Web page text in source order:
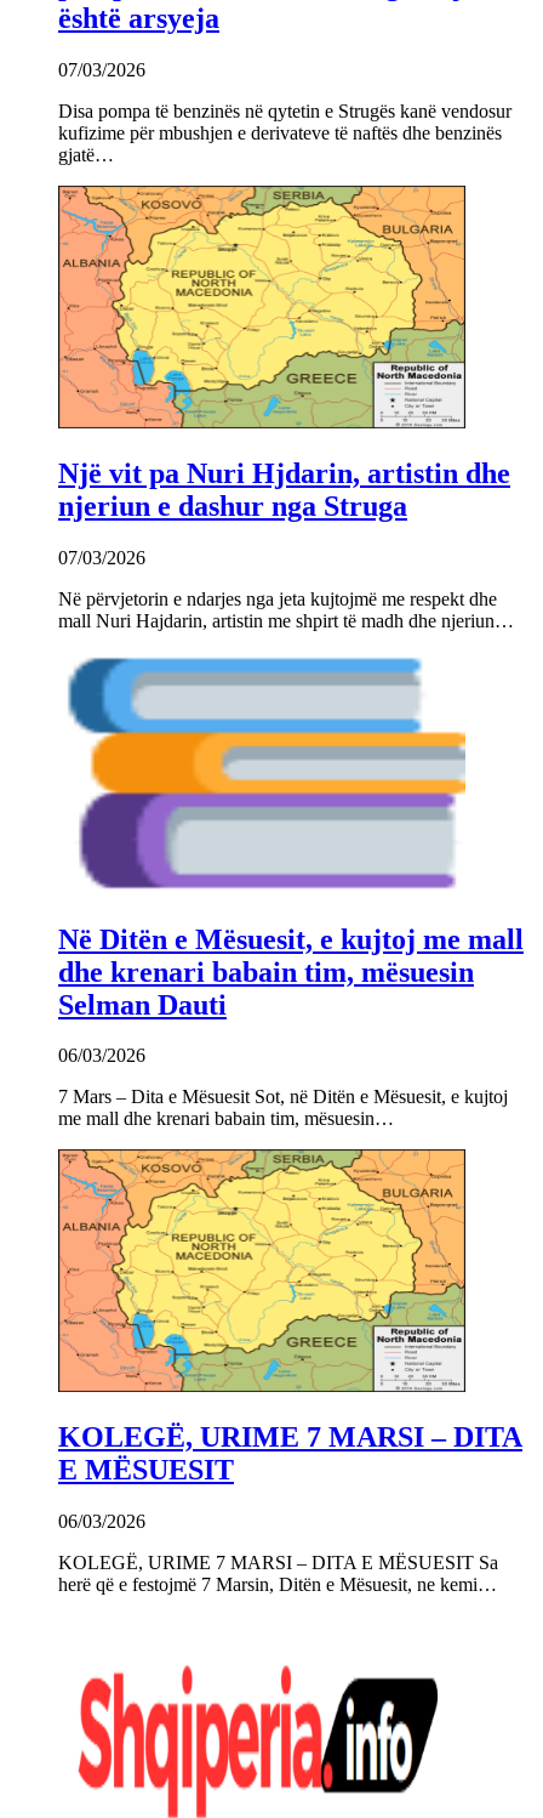
është arsyeja
07/03/2026
Disa pompa të benzinës në qytetin e Strugës kanë vendosur
kufizime për mbushjen e derivateve të naftës dhe benzinës
gjatë…
Një vit pa Nuri Hjdarin, artistin dhe
njeriun e dashur nga Struga
07/03/2026
Në përvjetorin e ndarjes nga jeta kujtojmë me respekt dhe
mall Nuri Hajdarin, artistin me shpirt të madh dhe njeriun…
Në Ditën e Mësuesit, e kujtoj me mall
dhe krenari babain tim, mësuesin
Selman Dauti
06/03/2026
7 Mars – Dita e Mësuesit Sot, në Ditën e Mësuesit, e kujtoj
me mall dhe krenari babain tim, mësuesin…
KOLEGË, URIME 7 MARSI – DITA
E MËSUESIT
06/03/2026
KOLEGË, URIME 7 MARSI – DITA E MËSUESIT Sa
herë që e festojmë 7 Marsin, Ditën e Mësuesit, ne kemi…